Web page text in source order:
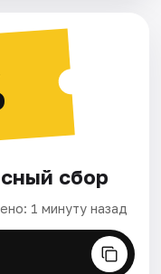
сбор
1 минуту назад